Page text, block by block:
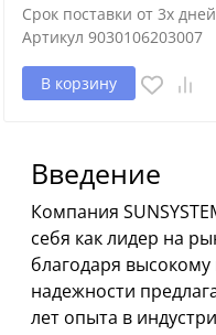
Срок поставки от 3х дней
Артикул 9030106203007
В корзину
Введение
Компания
себя как лидер на
благодаря высокому
надежности
лет опыта в